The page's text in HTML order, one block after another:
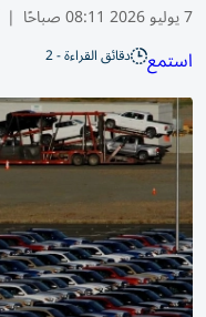
7 يوليو 2026 08:11 صباحًا |
استمع دقائق القراءة - 2